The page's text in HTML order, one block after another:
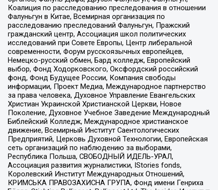
Коалиция по расследованию преследования в отношении
Фалуньгун в Китае, Всемирная организация по
расследованию преследований Фалуньгун, Пражский
гражданский центр, Ассоциация школ политических
исследований при Совете Европы, Центр либеральной
современности, Форум русскоязычных европейцев,
Немецко-русский обмен, Бард колледж, Европейский
выбор, Фонд Ходорковского, Оксфордский российский
фонд, Фонд Будущее России, Компания свободы
информации, Проект Медиа, Международное партнерство
за права человека, Духовное Управление Евангельских
Христиан Украинской Христианской Церкви, Новое
Поколение, Духовное Учебное Заведение Международный
Библейский Колледж, Международное христианское
движение, Всемирный Институт Саентологических
Предприятий, Церковь Духовной Технологии, Европейская
сеть организаций по наблюдению за выборами,
Республика Польша, СВОБОДНЫЙ ИДЕЛЬ-УРАЛ,
Ассоциация развития журналистики, IStories fonds,
Королевский Институт Международных Отношений,
КРИМСЬКА ПРАВОЗАХИСНА ГРУПА, Фонд имени Генриха